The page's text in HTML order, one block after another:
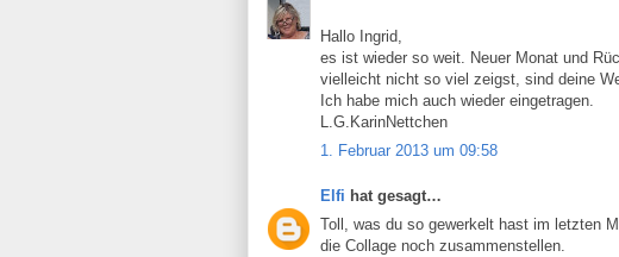
Hallo Ingrid,
es ist wieder so weit. Neuer Monat und
vielleicht nicht so viel zeigst, sind deine
Ich habe mich auch wieder eingetragen.
L.G.KarinNettchen
1. Februar 2013 um 09:58
Elfi hat gesagt…
Toll, was du so gewerkelt hast im letzten
die Collage noch zusammenstellen.